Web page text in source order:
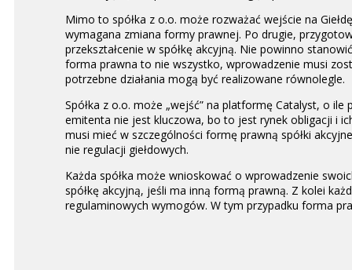
Mimo to spółka z o.o. może rozważać wejście na
wymagana zmiana formy prawnej. Po drugie,
przekształcenie w spółkę akcyjną. Nie powinno
forma prawna to nie wszystko, wprowadzenie musi
potrzebne działania mogą być realizowane równolegle.
Spółka z o.o. może „wejść” na platformę Catalyst, o
emitenta nie jest kluczowa, bo to jest rynek obligacji i
musi mieć w szczególności formę prawną spółki
nie regulacji giełdowych.
Każda spółka może wnioskować o wprowadzenie
spółkę akcyjną, jeśli ma inną formą prawną. Z kolei
regulaminowych wymogów. W tym przypadku forma